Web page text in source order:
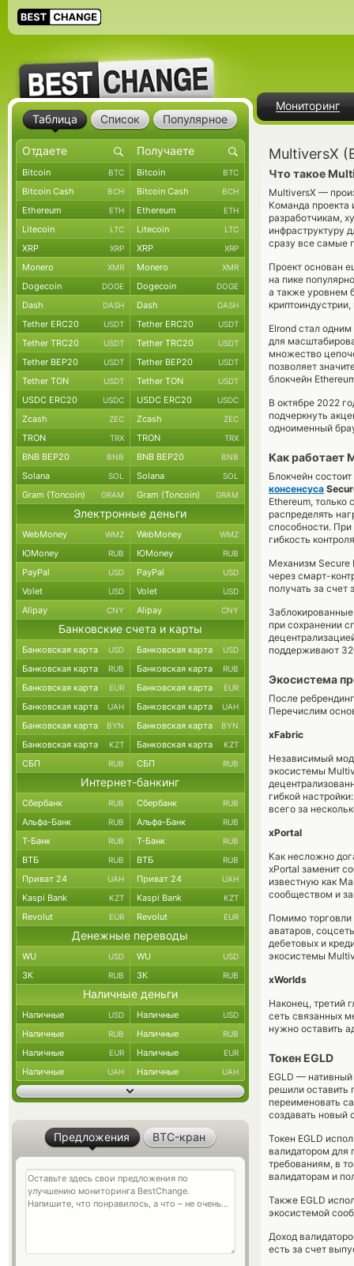
Мониторинг
MultiversX
Что такое
MultiversX —
Команда проекта
разработчикам,
инфраструктуру
сразу все самые
Проект основан
на пике
а также уровнем
Elrond стал
для
множество
позволяет
блокчейн
В октябре 2022
подчеркнуть
одноименный
Как работает
Блокчейн
консенсуса
Ethereum,
распределять
способности. При
гибкость
Механизм Secure
через смарт-
получать за счет
при сохранении
поддерживают
Экосистема
После
Перечислим
xFabric
Независимый
экосистемы
гибкой
всего за
xPortal
Как несложно
xPortal заменит
известную как
сообществом и
Помимо торговли
аватаров,
дебетовых и
экосистемы
xWorlds
Наконец, третий
сеть связанных
нужно оставить
Токен EGLD
EGLD —
решили
переименовать
создавать новый
Токен EGLD
валидатором для
требованиям, в
валидаторам и
Также EGLD
экосистемой
Доход
есть за счет
Таблица Список Популярное
Bitcoin BTC Bitcoin BTC
Bitcoin Cash BCH Bitcoin Cash BCH
Ethereum ETH Ethereum ETH
Litecoin LTC Litecoin LTC
XRP XRP XRP XRP
Monero XMR Monero XMR
Dogecoin DOGE Dogecoin DOGE
Dash DASH Dash DASH
Tether ERC20 USDT Tether ERC20 USDT
Tether TRC20 USDT Tether TRC20 USDT
Tether BEP20 USDT Tether BEP20 USDT
Tether TON USDT Tether TON USDT
USDC ERC20 USDC USDC ERC20 USDC
Zcash ZEC Zcash ZEC
TRON TRX TRON TRX
BNB BEP20 BNB BNB BEP20 BNB
Solana SOL Solana SOL
Gram (Toncoin) GRAM Gram (Toncoin) GRAM
Электронные деньги
WebMoney WMZ WebMoney WMZ
ЮMoney RUB ЮMoney RUB
PayPal USD PayPal USD
Volet USD Volet USD
Alipay CNY Alipay CNY
Банковские счета и карты
Банковская карта USD Банковская карта USD
Банковская карта RUB Банковская карта RUB
Банковская карта EUR Банковская карта EUR
Банковская карта UAH Банковская карта UAH
Банковская карта BYN Банковская карта BYN
Банковская карта KZT Банковская карта KZT
СБП RUB СБП RUB
Интернет-банкинг
Сбербанк RUB Сбербанк RUB
Альфа-Банк RUB Альфа-Банк RUB
Т-Банк RUB Т-Банк RUB
ВТБ RUB ВТБ RUB
Приват 24 UAH Приват 24 UAH
Kaspi Bank KZT Kaspi Bank KZT
Revolut EUR Revolut EUR
Денежные переводы
WU USD WU USD
ЗК RUB ЗК RUB
Наличные деньги
Наличные USD Наличные USD
Наличные RUB Наличные RUB
Наличные EUR Наличные EUR
Наличные UAH Наличные UAH
Предложения BTC-кран